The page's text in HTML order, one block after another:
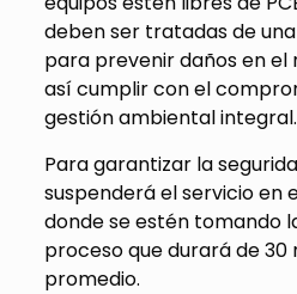
deben ser tratadas de
para prevenir daños en el
así cumplir con el
gestión ambiental integral.
Para garantizar la
suspenderá el servicio en
donde se estén tomando
proceso que durará de 30
promedio.